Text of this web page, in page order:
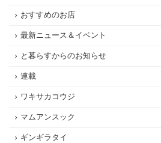
おすすめのお店
最新ニュース＆イベント
と暮らすからのお知らせ
連載
ワキサカコウジ
マムアンスック
ギンギラタイ